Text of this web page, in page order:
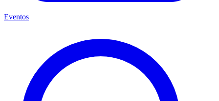
Eventos